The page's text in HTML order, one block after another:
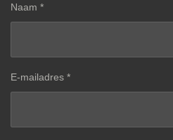
Naam *
E-mailadres *